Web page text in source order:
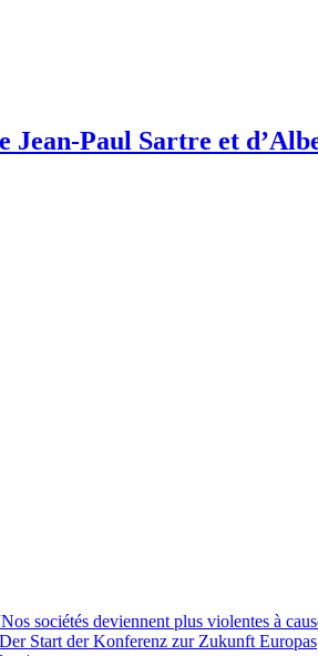
Jean-Paul Sartre et
sociétés deviennent plus violentes à
Der Start der Konferenz zur Zukunft Europas